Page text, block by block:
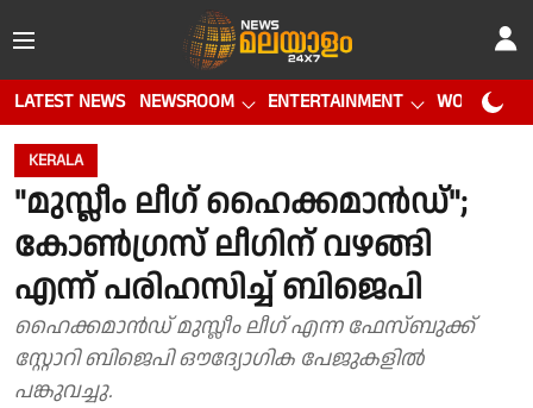
LATEST NEWS NEWSROOM ENTERTAINMENT WORLD CUP
KERALA
"മുസ്ലീം ലീഗ് ഹൈക്കമാൻഡ്";
കോൺഗ്രസ് ലീഗിന് വഴങ്ങി
എന്ന് പരിഹസിച്ച് ബിജെപി
ഹൈക്കമാൻഡ് മുസ്ലീം ലീഗ് എന്ന ഫേസ്ബുക്ക്
സ്റ്റോറി ബിജെപി ഔദ്യോഗിക പേജുകളിൽ
പങ്കുവച്ചു.